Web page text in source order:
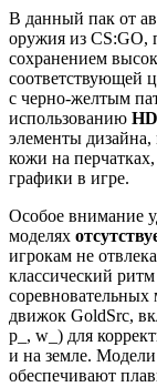
В данный пак от
оружия из CS:GO,
сохранением
соответствующей
с черно-желтым
использованию
элементы дизайна,
кожи на
графики в игре.
Особое внимание
моделях
игрокам не
классический
движок GoldSrc,
p_, w_) для
и на земле.
обеспечивают